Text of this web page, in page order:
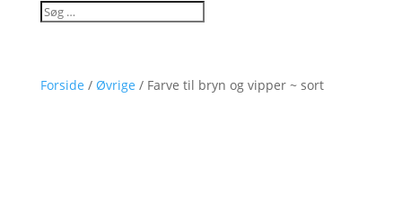
Forside / Øvrige / Farve til bryn og vipper ~ sort